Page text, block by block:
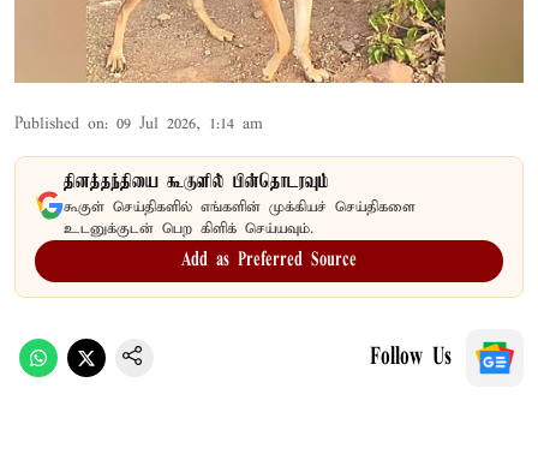
Published on: 09 Jul 2026, 1:14 am
தினத்தந்தியை கூகுளில் பின்தொடரவும்
கூகுள் செய்திகளில் எங்களின் முக்கியச் செய்திகளை
உடனுக்குடன் பெற கிளிக் செய்யவும்.
Add as Preferred Source
Follow Us